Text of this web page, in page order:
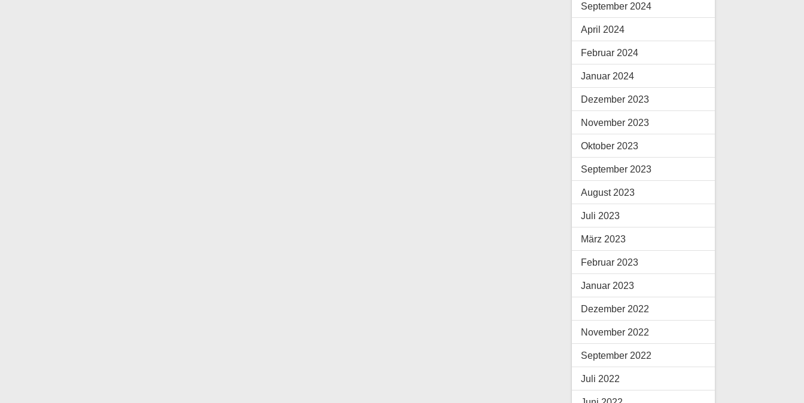
September 2024
April 2024
Februar 2024
Januar 2024
Dezember 2023
November 2023
Oktober 2023
September 2023
August 2023
Juli 2023
März 2023
Februar 2023
Januar 2023
Dezember 2022
November 2022
September 2022
Juli 2022